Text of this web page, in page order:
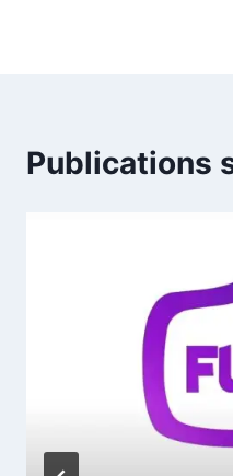
Publications